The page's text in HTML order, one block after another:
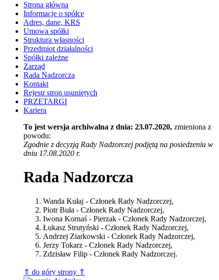
Strona główna
Informacje o spółce
Adres, dane, KRS
Umowa spółki
Struktura własności
Przedmiot działalności
Spółki zależne
Zarząd
Rada Nadzorcza
Kontakt
Rejestr stron usuniętych
PRZETARGI
Kariera
To jest wersja archiwalna z dnia: 23.07.2020, zmieniona z
powodu:
Zgodnie z decyzją Rady Nadzorczej podjętą na posiedzeniu w
dniu 17.08.2020 r.
Rada Nadzorcza
Wanda Kułaj - Członek Rady Nadzorczej,
Piotr Buła - Członek Rady Nadzorczej,
Iwona Kornaś - Pierzak - Członek Rady Nadzorczej,
Łukasz Strutyński - Członek Rady Nadzorczej,
Andrzej Ziarkowski - Członek Rady Nadzorczej,
Jerzy Tokarz - Członek Rady Nadzorczej,
Zdzisław Filip - Członek Rady Nadzorczej.
⇑ do góry strony ⇑